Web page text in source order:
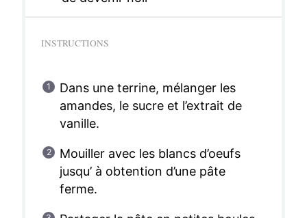
INSTRUCTIONS
Dans une terrine, mélanger les
amandes, le sucre et l’extrait de
vanille.
Mouiller avec les blancs d’oeufs
jusqu’ à obtention d’une pâte
ferme.